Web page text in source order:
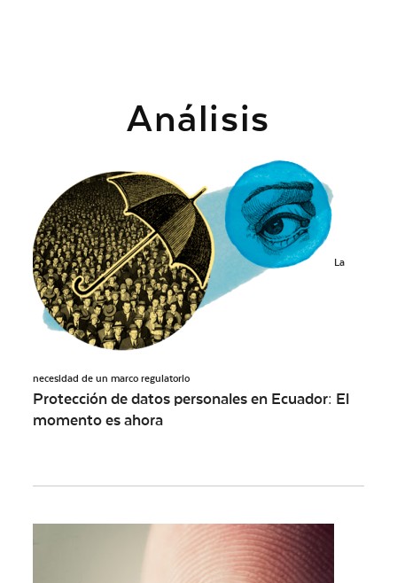
Análisis
La
necesidad de un marco regulatorio
Protección de datos personales en Ecuador: El
momento es ahora